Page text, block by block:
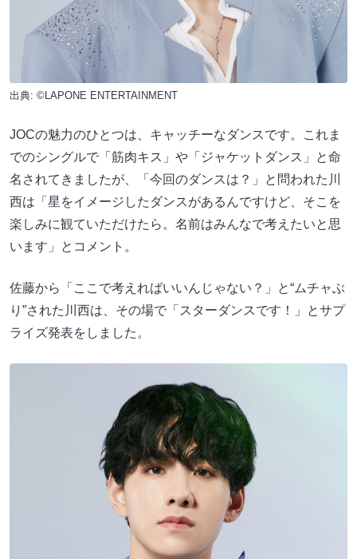
出典: ©LAPONE ENTERTAINMENT
JOCの魅力のひとつは、キャッチーなダンスです。これま
でのシングルで「筋肉キス」や「ジャケットダンス」と命
名されてきましたが、「今回のダンスは？」と問われた川
西は「星をイメージしたダンスがあるんですけど、そこを
楽しみに観ていただけたら。名前はみんなで考えたいと思
います」とコメント。
佐藤から「ここで考えればいいんじゃない？」と“ムチャぶ
り”された川西は、その場で「スターダンスです！」とサプ
ライズ発表をしました。